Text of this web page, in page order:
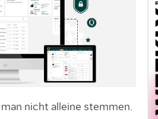
man nicht alleine stemmen.